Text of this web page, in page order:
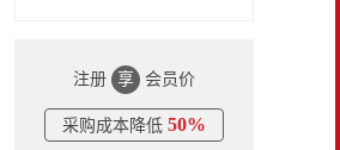
注册 享 会员价
采购成本降低 50%